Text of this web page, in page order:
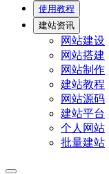
使用教程
建站资讯
网站建设
网站搭建
网站制作
建站教程
网站源码
建站平台
个人网站
批量建站